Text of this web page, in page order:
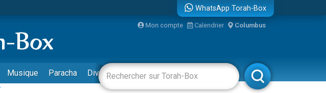
aux Orphelins
dans un appartement insalubre
WhatsApp Torah-Box
Mon compte Calendrier Columbus
Musique Paracha Divertissements Livres Rabbanim